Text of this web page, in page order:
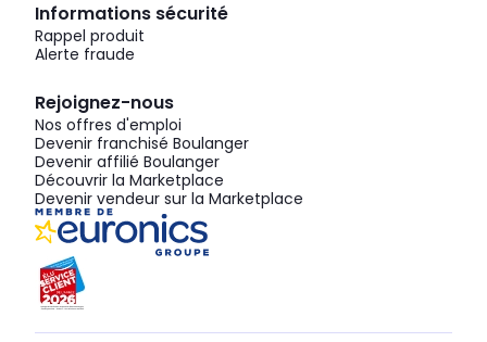
Informations sécurité
Rappel produit
Alerte fraude
Rejoignez-nous
Nos offres d'emploi
Devenir franchisé Boulanger
Devenir affilié Boulanger
Découvrir la Marketplace
Devenir vendeur sur la Marketplace